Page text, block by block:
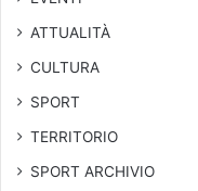
ATTUALITÀ
CULTURA
SPORT
TERRITORIO
SPORT ARCHIVIO